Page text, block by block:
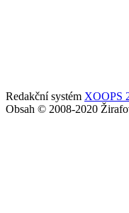
Redakční systém XOOPS
Obsah © 2008-2020